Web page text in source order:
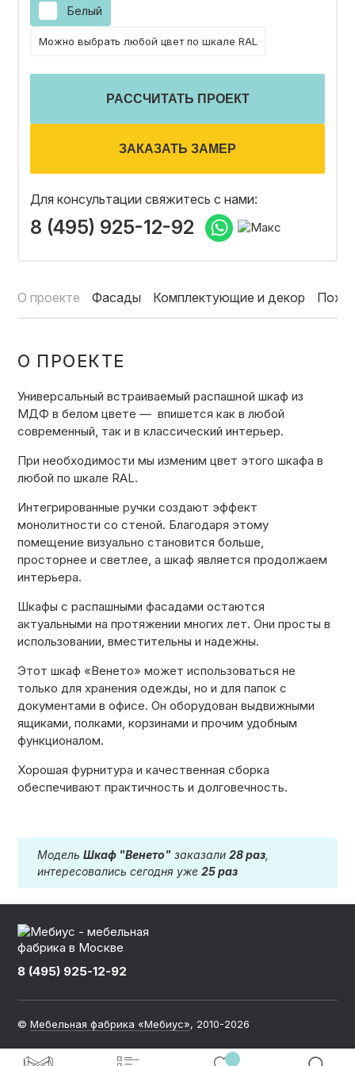
Белый
Можно выбрать любой цвет по шкале RAL
РАССЧИТАТЬ ПРОЕКТ
ЗАКАЗАТЬ ЗАМЕР
Для консультации свяжитесь с нами:
8 (495) 925-12-92
О проекте Фасады Комплектующие и декор
О ПРОЕКТЕ
Универсальный встраиваемый распашной шкаф из
МДФ в белом цвете — впишется как в любой
современный, так и в классический интерьер.
При необходимости мы изменим цвет этого шкафа в
любой по шкале RAL.
Интегрированные ручки создают эффект
монолитности со стеной. Благодаря этому
помещение визуально становится больше,
просторнее и светлее, а шкаф является продолжаем
интерьера.
Шкафы с распашными фасадами остаются
актуальными на протяжении многих лет. Они просты в
использовании, вместительны и надежны.
Этот шкаф «Венето» может использоваться не
только для хранения одежды, но и для папок с
документами в офисе. Он оборудован выдвижными
ящиками, полками, корзинами и прочим удобным
функционалом.
Хорошая фурнитура и качественная сборка
обеспечивают практичность и долговечность.
МодельШкаф "Венето" заказали28 раз
интересовались сегодня уже25 раз
8 (495) 925-12-92
©Мебельная фабрика «Мебиус», 2010-2026
ОТЗЫВЫ
НОВОСТИ
3D ПРОЕКТ В ПОДАРОК